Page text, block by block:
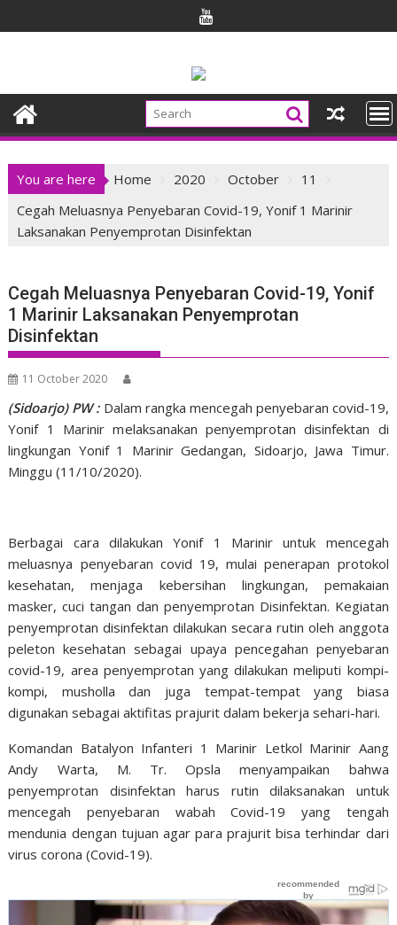
to
You are here Home 2020 October
11
Cegah Meluasnya Penyebaran Covid-19, Yonif 1 Marinir
Laksanakan Penyemprotan Disinfektan
Cegah Meluasnya Penyebaran Covid-19, Yonif
1 Marinir Laksanakan Penyemprotan
Disinfektan
11 October 2020
(Sidoarjo) PW : Dalam rangka mencegah penyebaran covid-19,
Yonif 1 Marinir melaksanakan penyemprotan disinfektan di
lingkungan Yonif 1 Marinir Gedangan, Sidoarjo, Jawa Timur.
Minggu (11/10/2020).
Berbagai cara dilakukan Yonif 1 Marinir untuk mencegah
meluasnya penyebaran covid 19, mulai penerapan protokol
kesehatan, menjaga kebersihan lingkungan, pemakaian
masker, cuci tangan dan penyemprotan Disinfektan. Kegiatan
penyemprotan disinfektan dilakukan secara rutin oleh anggota
peleton kesehatan sebagai upaya pencegahan penyebaran
covid-19, area penyemprotan yang dilakukan meliputi kompi-
kompi, musholla dan juga tempat-tempat yang biasa
digunakan sebagai aktifitas prajurit dalam bekerja sehari-hari.
Komandan Batalyon Infanteri 1 Marinir Letkol Marinir Aang
Andy Warta, M. Tr. Opsla menyampaikan bahwa
penyemprotan disinfektan harus rutin dilaksanakan untuk
mencegah penyebaran wabah Covid-19 yang tengah
mendunia dengan tujuan agar para prajurit bisa terhindar dari
virus corona (Covid-19).